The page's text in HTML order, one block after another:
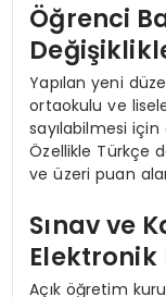
Öğrenci
Yapılan yeni
ortaokulu ve
sayılabilmesi
Özellikle Türkçe
ve üzeri puan
Sınav ve
Elektronik
Açık öğretim